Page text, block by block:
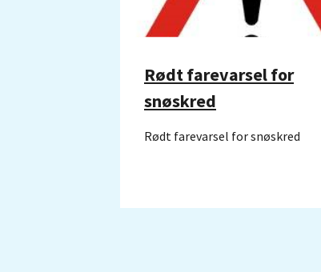
Rødt farevarsel for
snøskred
Rødt farevarsel for snøskred